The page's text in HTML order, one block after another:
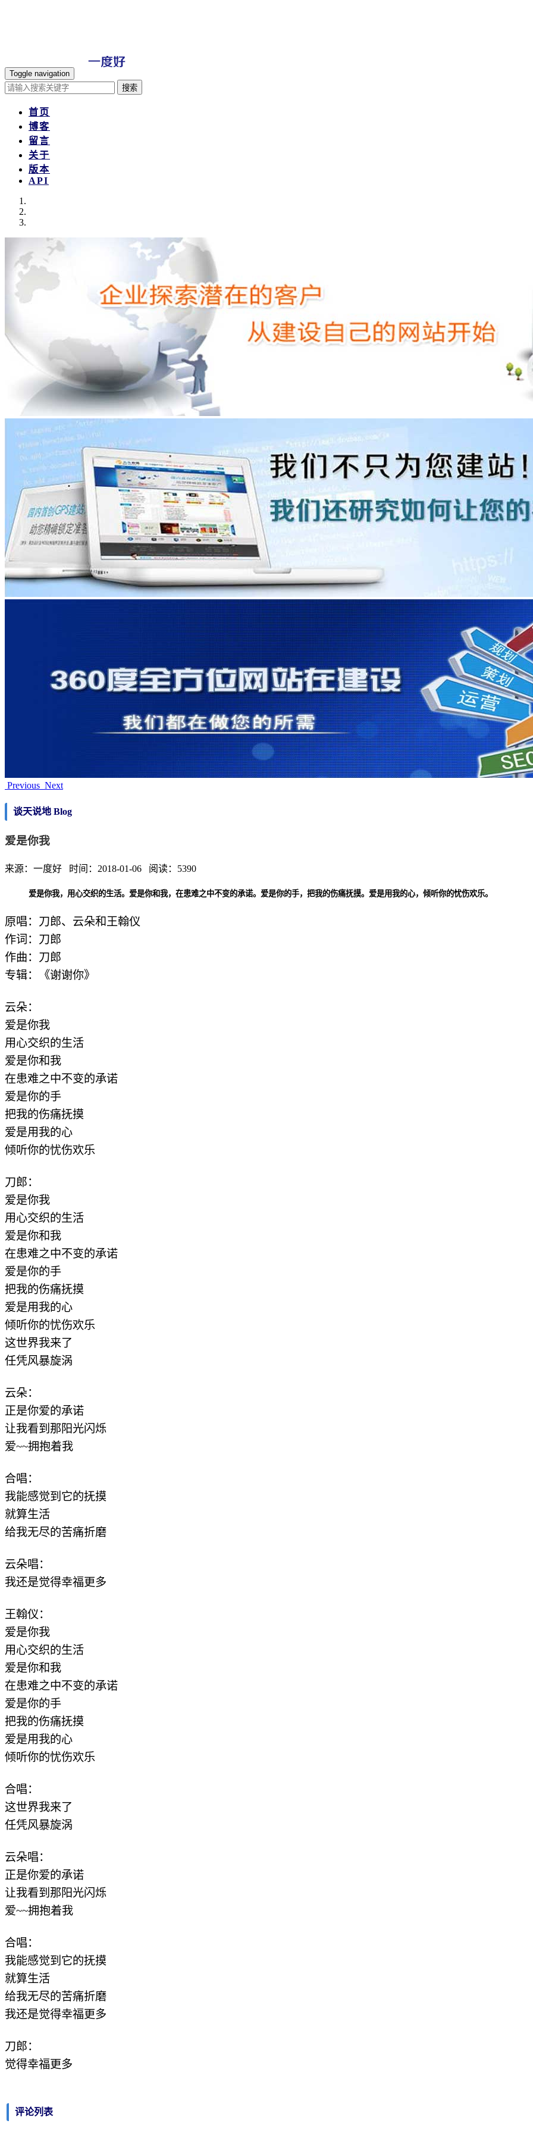
Toggle navigation
搜索
首页
博客
留言
关于
版本
API
Previous Next
谈天说地 Blog
爱是你我
来源：一度好 时间：2018-01-06 阅读：5390
爱是你我，用心交织的生活。爱是你和我，在患难之中不变的承诺。爱是你的手，把我的伤痛抚摸。爱是用我的心，倾听你的忧伤欢乐。
原唱：刀郎、云朵和王翰仪
作词：刀郎
作曲：刀郎
专辑：《谢谢你》
云朵：
爱是你我
用心交织的生活
爱是你和我
在患难之中不变的承诺
爱是你的手
把我的伤痛抚摸
爱是用我的心
倾听你的忧伤欢乐
刀郎：
爱是你我
用心交织的生活
爱是你和我
在患难之中不变的承诺
爱是你的手
把我的伤痛抚摸
爱是用我的心
倾听你的忧伤欢乐
这世界我来了
任凭风暴旋涡
云朵：
正是你爱的承诺
让我看到那阳光闪烁
爱~~拥抱着我
合唱：
我能感觉到它的抚摸
就算生活
给我无尽的苦痛折磨
云朵唱：
我还是觉得幸福更多
王翰仪：
爱是你我
用心交织的生活
爱是你和我
在患难之中不变的承诺
爱是你的手
把我的伤痛抚摸
爱是用我的心
倾听你的忧伤欢乐
合唱：
这世界我来了
任凭风暴旋涡
云朵唱：
正是你爱的承诺
让我看到那阳光闪烁
爱~~拥抱着我
合唱：
我能感觉到它的抚摸
就算生活
给我无尽的苦痛折磨
我还是觉得幸福更多
刀郎：
觉得幸福更多
评论列表